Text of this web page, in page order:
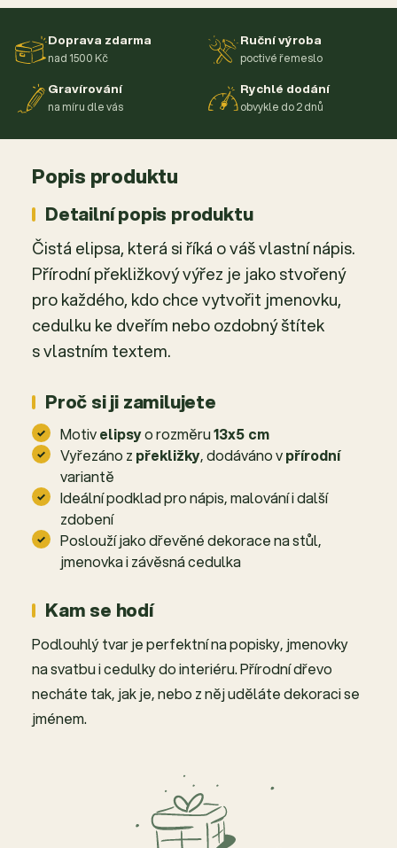
Doprava zdarma
nad 1500 Kč
Ruční výroba
poctivé řemeslo
Gravírování
na míru dle vás
Rychlé dodání
obvykle do 2 dnů
Popis produktu
Detailní popis produktu
Čistá elipsa, která si říká o váš vlastní nápis.
Přírodní překližkový výřez je jako stvořený
pro každého, kdo chce vytvořit jmenovku,
cedulku ke dveřím nebo ozdobný štítek
s vlastním textem.
Proč si ji zamilujete
Motivelipsyo rozměru13x5 cm
Vyřezáno z překližky, dodáváno vpřírodní
variantě
Ideální podklad pro nápis, malování i další
zdobení
Poslouží jako dřevěné dekorace na stůl,
jmenovka i závěsná cedulka
Kam se hodí
Podlouhlý tvar je perfektní na popisky, jmenovky
na svatbu i cedulky do interiéru. Přírodní dřevo
necháte tak, jak je, nebo z něj uděláte dekoraci se
jménem.